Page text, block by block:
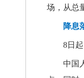
场，从总
降息
8日
中国